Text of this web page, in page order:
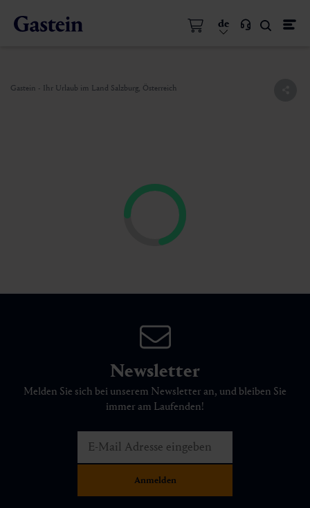
de
Gastein - Ihr Urlaub im Land Salzburg, Österreich
Newsletter
Melden Sie sich bei unserem Newsletter an, und bleiben Sie
immer am Laufenden!